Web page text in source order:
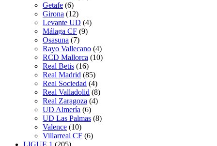
Getafe (6)
Girona (12)
Levante UD (4)
Málaga CF (9)
Osasuna (7)
Rayo Vallecano (4)
RCD Mallorca (10)
Real Betis (16)
Real Madrid (85)
Real Sociedad (4)
Real Valladolid (8)
Real Zaragoza (4)
UD Almería (6)
UD Las Palmas (8)
Valence (10)
Villarreal CF (6)